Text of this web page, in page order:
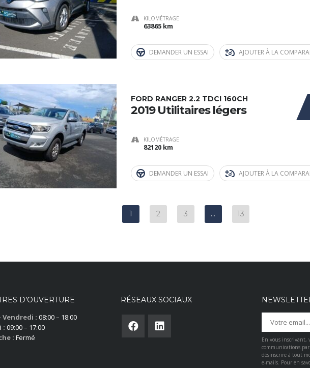
KILOMÉTRAGE
63865 km
DEMANDER UN ESSAI AJOUTER À LA
FORD RANGER 2.2 TDCI 160CH
2019 Utilitaires légers
KILOMÉTRAGE
82120 km
DEMANDER UN ESSAI AJOUTER À LA
1 2 3 … 13
D’OUVERTURE
Vendredi : 08:00 – 18:00
: 09:00 – 17:00
: Fermé
RÉSEAUX SOCIAUX
En vous inscrivant,
communications
désinscrire à tout
e-mails. Pour en